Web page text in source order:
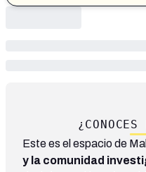
¿CONOCES
Este es el espacio de
y la comunidad